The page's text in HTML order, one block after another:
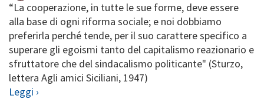
“La cooperazione, in tutte le sue forme, deve essere
alla base di ogni riforma sociale; e noi dobbiamo
preferirla perché tende, per il suo carattere specifico a
superare gli egoismi tanto del capitalismo reazionario e
sfruttatore che del sindacalismo politicante" (Sturzo,
lettera Agli amici Siciliani, 1947)
Leggi ›